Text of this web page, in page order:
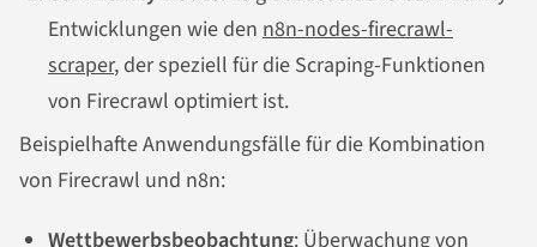
Entwicklungen wie den n8n-nodes-firecrawl-
scraper, der speziell für die Scraping-Funktionen
von Firecrawl optimiert ist.
Beispielhafte Anwendungsfälle für die Kombination
von Firecrawl und n8n:
Wettbewerbsbeobachtung:Überwachung von